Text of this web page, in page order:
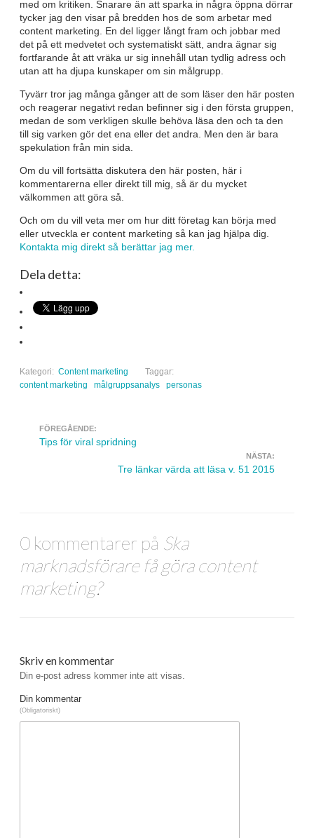
med om kritiken. Snarare än att sparka in några öppna dörrar
tycker jag den visar på bredden hos de som arbetar med
content marketing. En del ligger långt fram och jobbar med
det på ett medvetet och systematiskt sätt, andra ägnar sig
fortfarande åt att vräka ur sig innehåll utan tydlig adress och
utan att ha djupa kunskaper om sin målgrupp.
Tyvärr tror jag många gånger att de som läser den här posten
och reagerar negativt redan befinner sig i den första gruppen,
medan de som verkligen skulle behöva läsa den och ta den
till sig varken gör det ena eller det andra. Men den är bara
spekulation från min sida.
Om du vill fortsätta diskutera den här posten, här i
kommentarerna eller direkt till mig, så är du mycket
välkommen att göra så.
Och om du vill veta mer om hur ditt företag kan börja med
eller utveckla er content marketing så kan jag hjälpa dig.
Kontakta mig direkt så berättar jag mer.
Dela detta:
Kategori: Content marketing
Taggar:
content marketing
målgruppsanalys personas
Navigera inlägg
FÖREGÅENDE:
Tips för viral spridning
NÄSTA:
Tre länkar värda att läsa v. 51 2015
0 kommentarer på Ska
marknadsförare få göra content
marketing?
Skriv en kommentar
Din e-post adress kommer inte att visas.
Din kommentar
(Obligatoriskt)